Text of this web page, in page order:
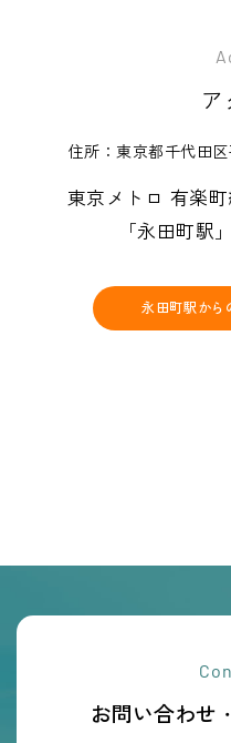
ア
住所：東京都千代田
東京メトロ 有楽
「永田町駅
永田町駅から
お問い合わせ